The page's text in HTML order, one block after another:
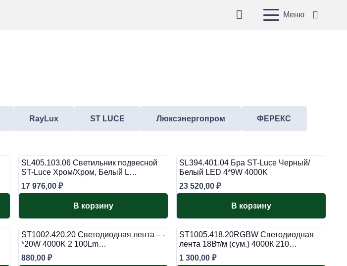
Меню
RayLux ST LUCE Люксэнергопром ФЕРЕКС
SL405.103.06 Светильник подвесной
ST-Luce Хром/Хром, Белый L…
17 976,00 ₽
В корзину
SL394.401.04 Бра ST-Luce Черный/
Белый LED 4*9W 4000K
23 520,00 ₽
В корзину
ST1002.420.20 Светодиодная лента – -
*20W 4000K 2 100Lm…
880,00 ₽
ST1005.418.20RGBW Светодиодная
лента 18Вт/м (сум.) 4000К 210…
1 300,00 ₽